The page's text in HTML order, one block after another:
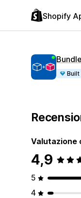
Shopify
Valutazione
4,9
5
4